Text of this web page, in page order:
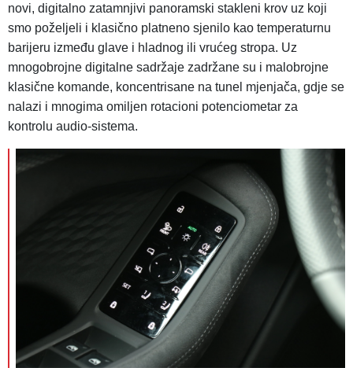
novi, digitalno zatamnjivi panoramski stakleni krov uz koji
smo poželjeli i klasično platneno sjenilo kao temperaturnu
barijeru između glave i hladnog ili vrućeg stropa. Uz
mnogobrojne digitalne sadržaje zadržane su i malobrojne
klasične komande, koncentrisane na tunel mjenjača, gdje se
nalazi i mnogima omiljen rotacioni potenciometar za
kontrolu audio-sistema.